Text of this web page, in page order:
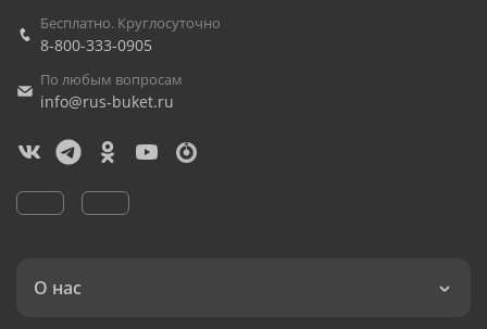
Бесплатно. Круглосуточно
8-800-333-0905
По любым вопросам
info@rus-buket.ru
О нас